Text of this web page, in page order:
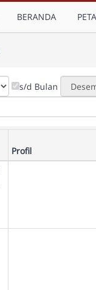
BERANDA PETA
s/d Bulan
Profil